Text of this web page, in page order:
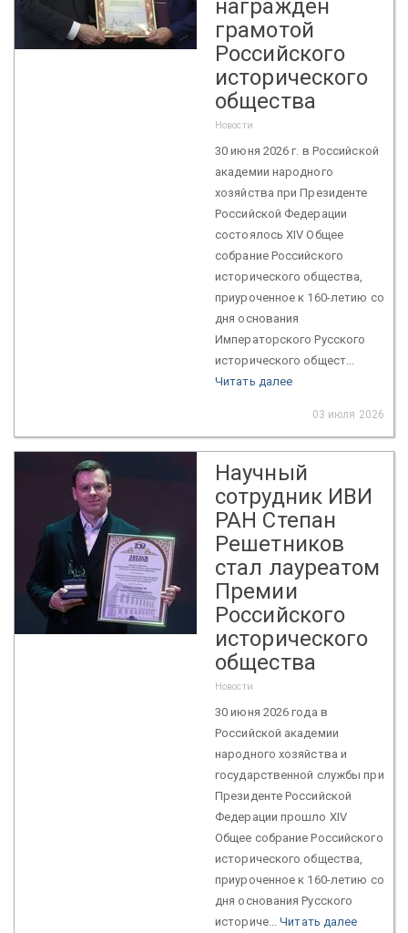
награжден
грамотой
Российского
исторического
общества
Новости
30 июня 2026 г. в Российской
академии народного
хозяйства при Президенте
Российской Федерации
состоялось XIV Общее
собрание Российского
исторического общества,
приуроченное к 160-летию со
дня основания
Императорского Русского
исторического общест...
Читать далее
03 июля 2026
Научный
сотрудник ИВИ
РАН Степан
Решетников
стал лауреатом
Премии
Российского
исторического
общества
Новости
30 июня 2026 года в
Российской академии
народного хозяйства и
государственной службы при
Президенте Российской
Федерации прошло XIV
Общее собрание Российского
исторического общества,
приуроченное к 160-летию со
дня основания Русского
историче...Читать далее